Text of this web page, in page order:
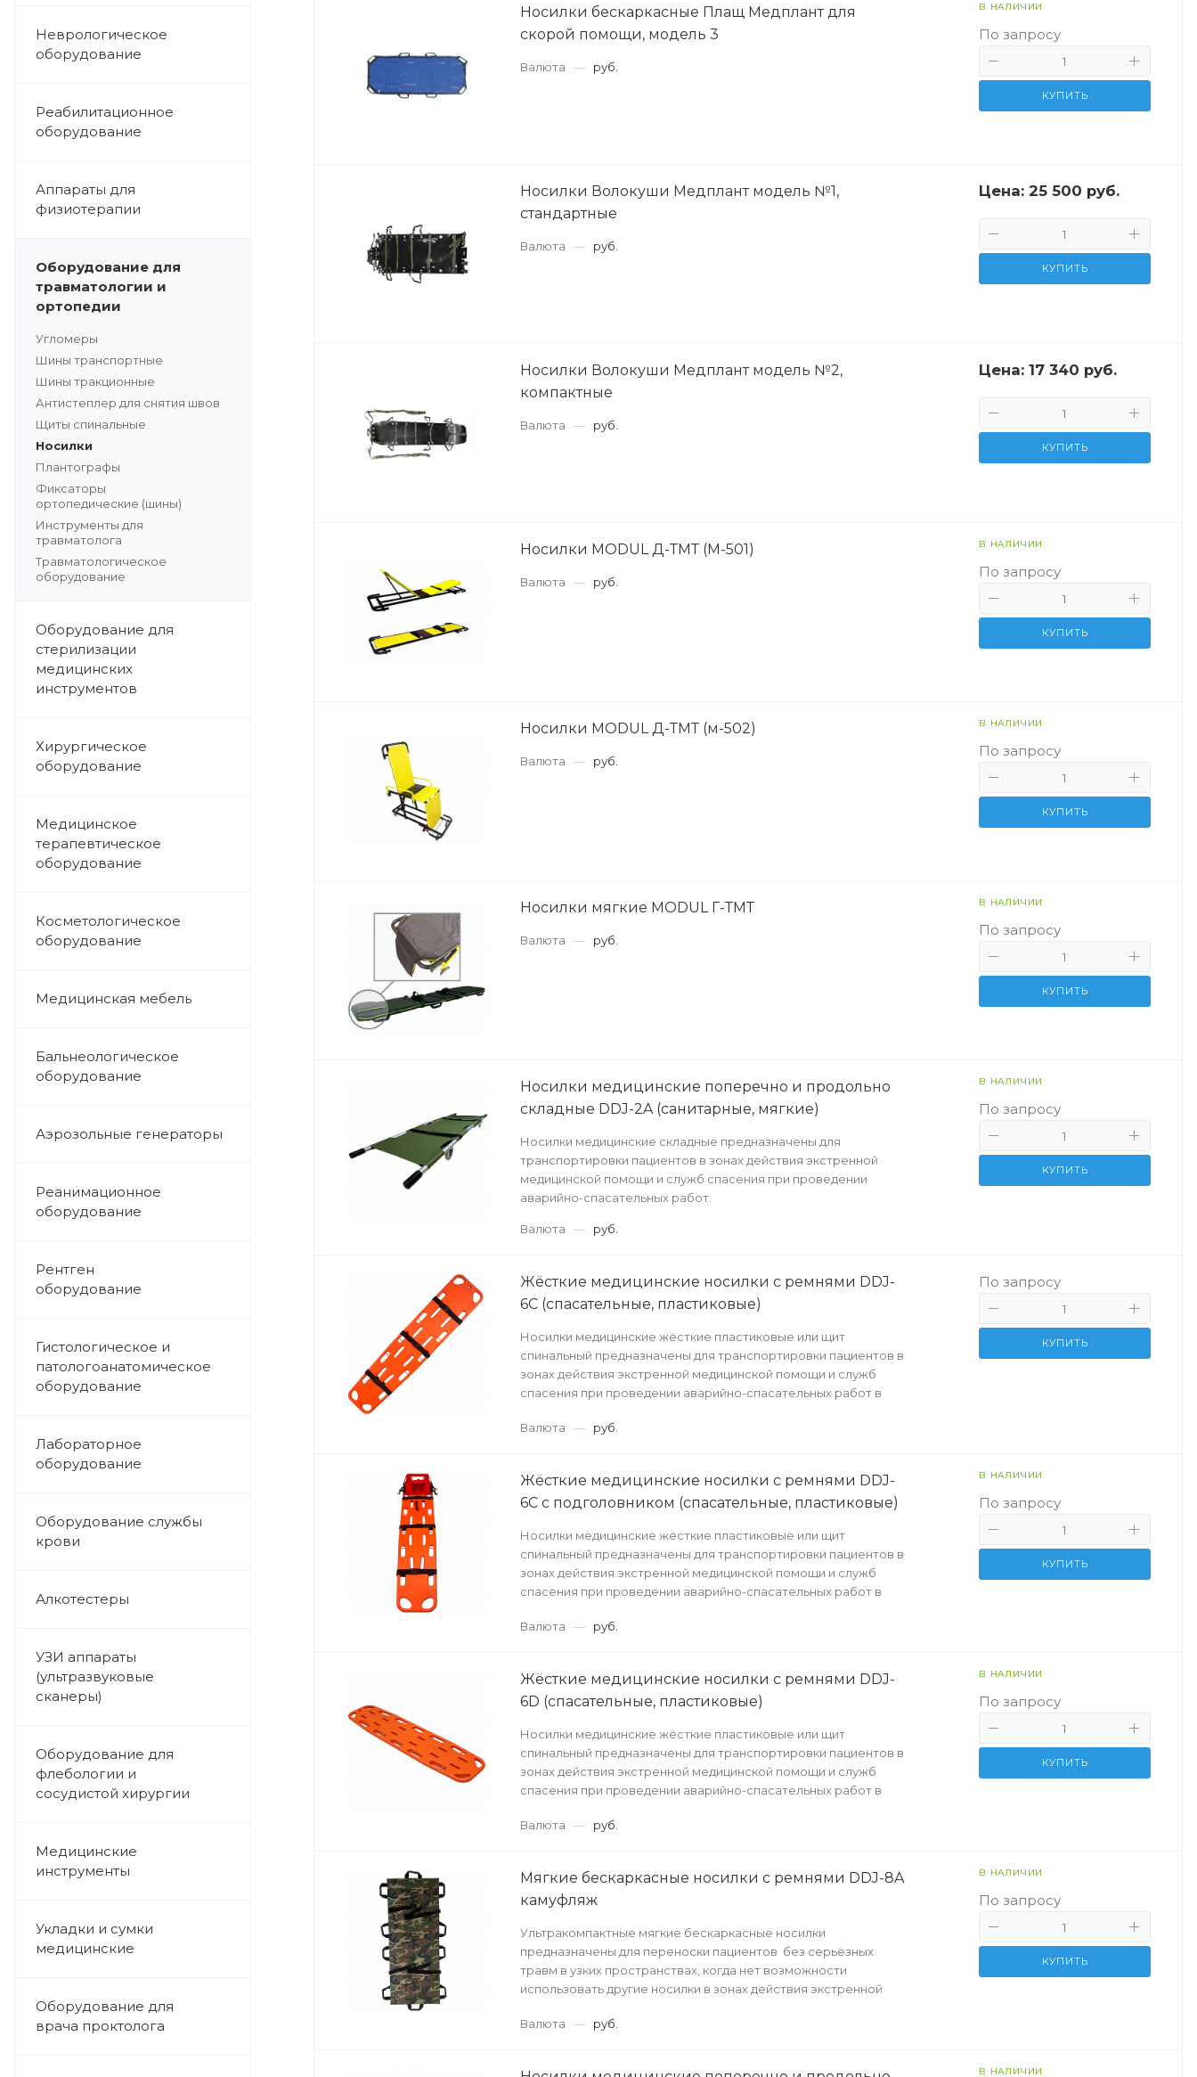
Неврологическое
оборудование
Реабилитационное
оборудование
Аппараты для
физиотерапии
Оборудование для
травматологии и
ортопедии
Угломеры
Шины транспортные
Шины тракционные
Антистеплер для снятия швов
Щиты спинальные
Носилки
Плантографы
Фиксаторы
ортопедические (шины)
Инструменты для
травматолога
Травматологическое
оборудование
Оборудование для
стерилизации
медицинских
инструментов
Хирургическое
оборудование
Медицинское
терапевтическое
оборудование
Косметологическое
оборудование
Медицинская мебель
Бальнеологическое
оборудование
Аэрозольные генераторы
Реанимационное
оборудование
Рентген
оборудование
Гистологическое и
патологоанатомическое
оборудование
Лабораторное
оборудование
Оборудование службы
крови
Алкотестеры
УЗИ аппараты
(ультразвуковые
сканеры)
Оборудование для
флебологии и
сосудистой хирургии
Медицинские
инструменты
Укладки и сумки
медицинские
Оборудование для
врача проктолога
Носилки бескаркасные Плащ Медплант для
скорой помощи, модель 3
Валюта — руб.
В НАЛИЧИИ
По запросу
КУПИТЬ
Носилки Волокуши Медплант модель №1,
стандартные
Валюта — руб.
Цена: 25 500 руб.
КУПИТЬ
Носилки Волокуши Медплант модель №2,
компактные
Валюта — руб.
Цена: 17 340 руб.
КУПИТЬ
Носилки MODUL Д-ТМТ (М-501)
Валюта — руб.
В НАЛИЧИИ
По запросу
КУПИТЬ
Носилки MODUL Д-ТМТ (м-502)
Валюта — руб.
В НАЛИЧИИ
По запросу
КУПИТЬ
Носилки мягкие MODUL Г-ТМТ
Валюта — руб.
В НАЛИЧИИ
По запросу
КУПИТЬ
Носилки медицинские поперечно и продольно
складные DDJ-2A (санитарные, мягкие)
Носилки медицинские складные предназначены для
транспортировки пациентов в зонах действия экстренной
медицинской помощи и служб спасения при проведении
аварийно-спасательных работ.
Валюта — руб.
В НАЛИЧИИ
По запросу
КУПИТЬ
Жёсткие медицинские носилки с ремнями DDJ-
6C (спасательные, пластиковые)
Носилки медицинские жёсткие пластиковые или щит
спинальный предназначены для транспортировки пациентов в
зонах действия экстренной медицинской помощи и служб
спасения при проведении аварийно-спасательных работ в
Валюта
— руб.
По запросу
КУПИТЬ
Жёсткие медицинские носилки с ремнями DDJ-
6C с подголовником (спасательные, пластиковые)
Носилки медицинские жёсткие пластиковые или щит
спинальный предназначены для транспортировки пациентов в
зонах действия экстренной медицинской помощи и служб
спасения при проведении аварийно-спасательных работ в
Валюта
— руб.
В НАЛИЧИИ
По запросу
КУПИТЬ
Жёсткие медицинские носилки с ремнями DDJ-
6D (спасательные, пластиковые)
Носилки медицинские жёсткие пластиковые или щит
спинальный предназначены для транспортировки пациентов в
зонах действия экстренной медицинской помощи и служб
спасения при проведении аварийно-спасательных работ в
Валюта
— руб.
В НАЛИЧИИ
По запросу
КУПИТЬ
Мягкие бескаркасные носилки с ремнями DDJ-8A
камуфляж
Ультракомпактные мягкие бескаркасные носилки
предназначены для переноски пациентов без серьёзных
травм в узких пространствах, когда нет возможности
использовать другие носилки в зонах действия экстренной
Валюта
— руб.
В НАЛИЧИИ
По запросу
КУПИТЬ
В НАЛИЧИИ